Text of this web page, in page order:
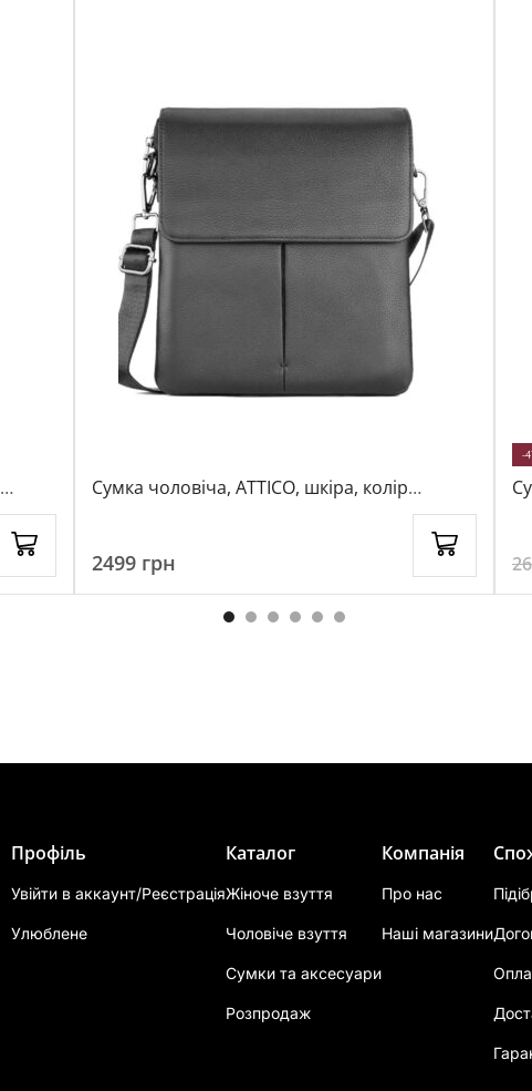
Сумка чоловіча, ATTICO, шкіра, колір
2499 грн
-
Профіль
Увійти в аккаунт/Реєстрація
Улюблене
Каталог
Жіноче взуття
Чоловіче взуття
Сумки та аксесуари
Розпродаж
Компанія
Про нас
Наші магазини